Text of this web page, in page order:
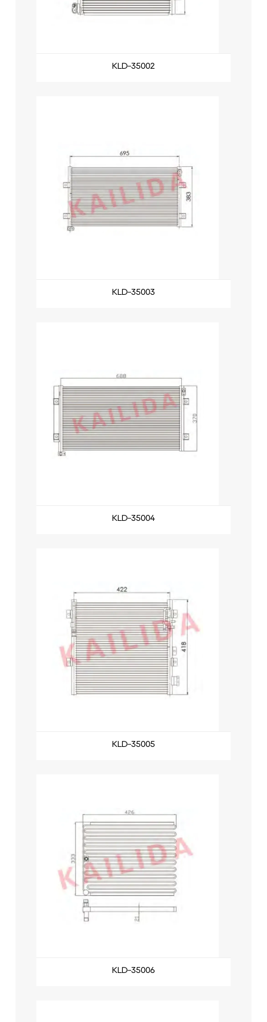
KLD-35002
KLD-35003
KLD-35004
KLD-35005
KLD-35006